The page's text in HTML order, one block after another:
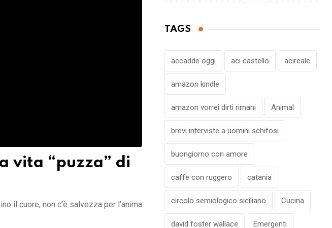
vita “puzza” di
il cuore; non c’è salvezza per l’anima
TAGS
accadde oggi aci castello acireale
amazon kindle
amazon vorrei dirti rimani Animal
brevi interviste a uomini schifosi
buongiorno con amore
caffe con ruggero catania
circolo semiologico siciliano Cucina
david foster wallace Emergenti